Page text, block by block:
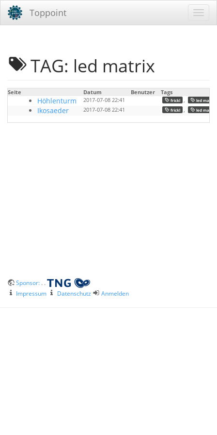
Toppoint
TAG: led matrix
Seite Datum Benutzer Tags
Höhlenturm 2017-07-08 22:41 frickl led matrix
Ikosaeder 2017-07-08 22:41 frickl led matrix
Sponsor: . .
Impressum
Datenschutz Anmelden